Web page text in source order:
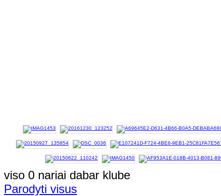
viso 0 nariai dabar klube
Parodyti visus